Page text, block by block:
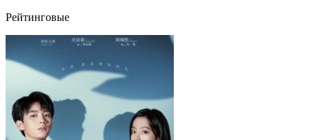
Рейтинговые